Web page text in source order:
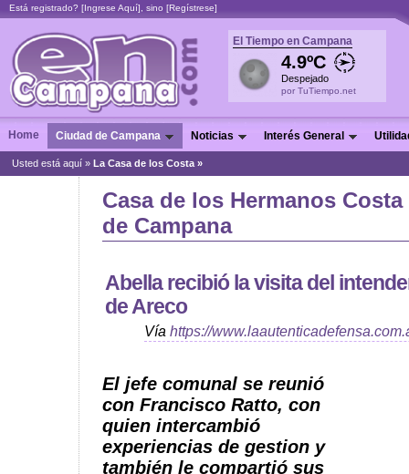
Está registrado? [Ingrese Aquí], sino [Regístrese]
El Tiempo en Campana
4.9ºC
Despejado
por TuTiempo.net
Home Ciudad de Campana Noticias Interés General
Usted está aquí » La Casa de los Costa »
Casa de los Hermanos
de Campana
Abella recibió la visita del
de Areco
Vía https://
El jefe comunal se reunió
con Francisco Ratto, con
quien intercambió
experiencias de gestion y
también le compartió sus